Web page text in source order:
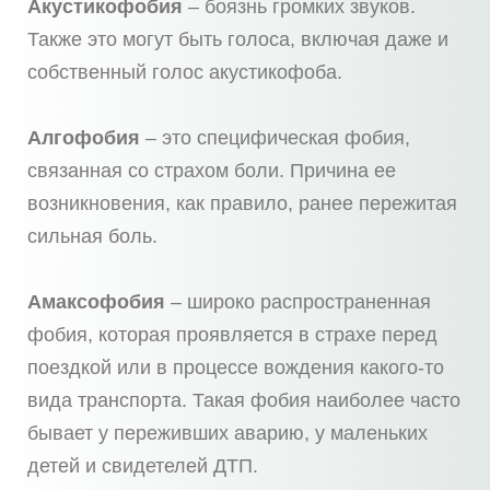
Акустикофобия – боязнь громких звуков.
Также это могут быть голоса, включая даже и
собственный голос акустикофоба.
Алгофобия – это специфическая фобия,
связанная со страхом боли. Причина ее
возникновения, как правило, ранее пережитая
сильная боль.
Амаксофобия – широко распространенная
фобия, которая проявляется в страхе перед
поездкой или в процессе вождения какого-то
вида транспорта. Такая фобия наиболее часто
бывает у переживших аварию, у маленьких
детей и свидетелей ДТП.